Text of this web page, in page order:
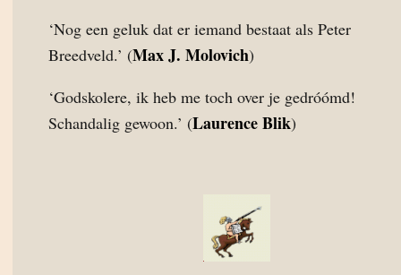
‘Nog een geluk dat er iemand bestaat als Peter
Breedveld.’ (Max J. Molovich)
‘Godskolere, ik heb me toch over je gedróómd!
Schandalig gewoon.’ (Laurence Blik)